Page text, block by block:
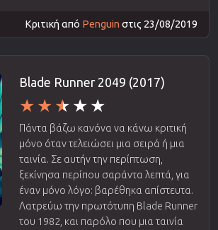
Κριτική από Penguin στις 23/08/2019
Blade Runner 2049 (2017)
Πάντα βάζω κανόνα να κάνω κριτική
μόνο όταν τελειώσει μια σειρά ή μια
ταινία. Σε αυτήν την περίπτωση,
ξεκίνησα περίπου σαράντα λεπτά, για
έναν μόνο λόγο: βαρέθηκα απίστευτα.
Λατρεύω την πρωτότυπη Blade Runner
του 1982, και παρόλο που μια ταινία